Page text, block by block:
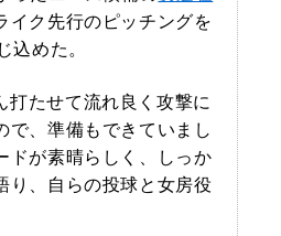
イク先行のピッチングを
込めた。
たせて流れ良く攻撃に
で、準備もできていまし
ドが素晴らしく、しっか
り、自らの投球と女房役